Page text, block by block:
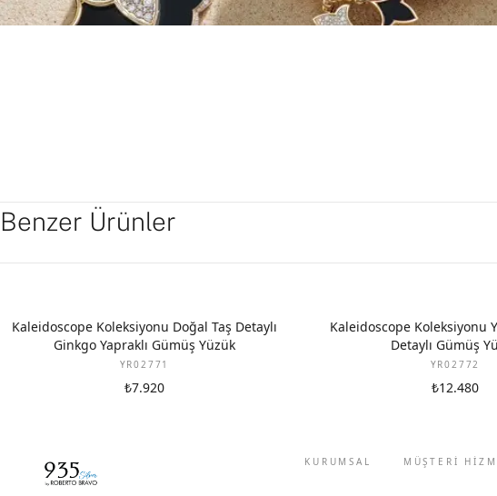
Benzer Ürünler
Kaleidoscope Koleksiyonu Doğal Taş Detaylı
Ginkgo Yapraklı Gümüş Yüzük
YR02771
₺7.920
Kaleidoscope Koleksiyonu
Detaylı Gümüş
YR02772
₺12.480
KURUMSAL MÜŞTERİ